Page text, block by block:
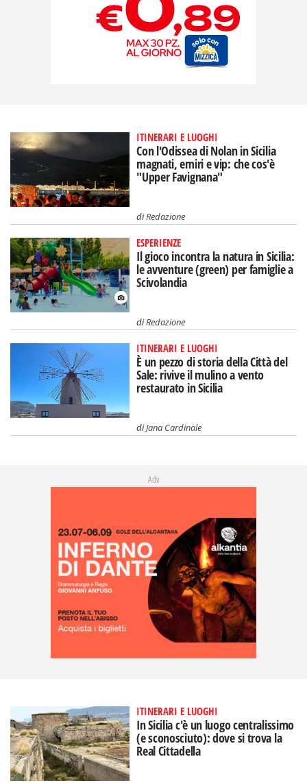
ITINERARI E LUOGHI
Con l'Odissea di Nolan in Sicilia
magnati, emiri e vip: che cos'è
"Upper Favignana"
diRedazione
ESPERIENZE
Il gioco incontra la natura in Sicilia:
le avventure (green) per famiglie a
Scivolandia
diRedazione
ITINERARI E LUOGHI
È un pezzo di storia della Città del
Sale: rivive il mulino a vento
restaurato in Sicilia
diJana Cardinale
Adv
ITINERARI E LUOGHI
In Sicilia c'è un luogo centralissimo
(e sconosciuto): dove si trova la
Real Cittadella